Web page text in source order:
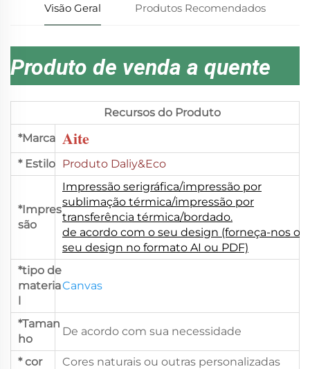
Visão Geral Produtos Recomendados
Produto de venda a quente
Recursos do Produto
*Marca Aite
* Estilo Produto Daliy&Eco
*Impres
são
Impressão serigráfica/impressão por
sublimação térmica/impressão por
transferência térmica/bordado.
de acordo com o seu design (forneça-nos o
seu design no formato AI ou PDF)
*tipo de
materia
l
Canvas
*Taman
ho
De acordo com sua necessidade
* cor
Cores naturais ou outras personalizadas